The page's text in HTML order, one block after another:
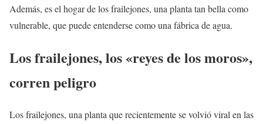
Además, es el hogar de los frailejones, una planta tan bella como
vulnerable, que puede entenderse como una fábrica de agua.
Los frailejones, los «reyes de los moros»,
corren peligro
Los frailejones, una planta que recientemente se volvió viral en las